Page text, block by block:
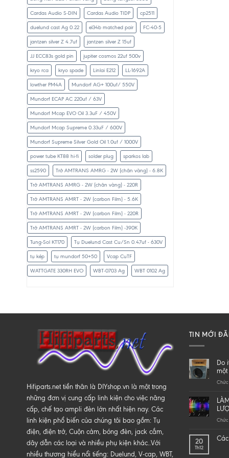
Cardas Audio S-DIN Cardas Audio TIDP cp2511
duelund cast Ag 0.22 el34b matched pair FC-40-5
jantzen silver Z 4.7uf jantzen silver Z 15uf
JJ ECC83s gold pin jupiter cosmos 22uf 500v
kryo rca kryo spade Linlai E212 LL-1692A
lowther PM4A Mundorf AG+ 100uf/ 550V
Mundorf ECAP AC 220uf / 63V
Mundorf Mcap EVO Oil 3.3uF / 450V
Mundorf Mcap Supreme 0.33uF / 600V
Mundorf Supreme Silver Gold Oil 1.0uf / 1000V
power tube KT88 hi-fi solder plug sparkos lab
ss2590 Trở AMTRANS AMRG - 2W (chân vàng) - 6.8K
Trở AMTRANS AMRG - 2W (chân vàng) - 220R
Trở AMTRANS AMRT - 2W (carbon Film) - 5.6K
Trở AMTRANS AMRT - 2W (carbon Film) - 220R
Trở AMTRANS AMRT - 2W (carbon Film) -390K
Tung-Sol KT170 Tụ Duelund Cast Cu/Sn 0.47uf - 630V
tụ kép tụ mundorf 50+50 Vcap CuTF
WATTGATE 330RH EVO WBT-0703 Ag WBT 0102 Ag
Hifiparts.net tiền thân là DIYshop.vn là một trong
những đơn vị cung cấp linh kiện cho việc nâng
cấp, chế tạo ampli đèn lớn nhất hiện nay. Các
linh kiện phổ biến của chúng tôi bao gồm: Tụ
điện, điện trở, Cuộn cảm, bóng đèn, jack cắm,
dây dẫn các loại và nhiều phụ kiện khác..Với
nhiều thương hiểu nổi tiếng: Duelund, V-cap, WBT,
TIN MỚI
Do
Chức
Chức
20
Th12